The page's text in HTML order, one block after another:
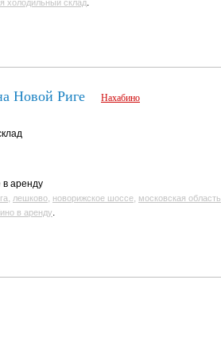
холодильный склад.
Новой Риге Нахабино
аренду
, лешково, новорижское шоссе, московская область
в аренду.